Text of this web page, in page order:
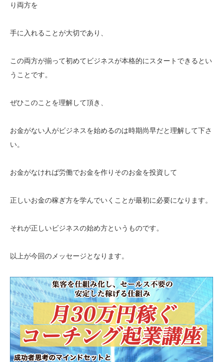
り両方を
手に入れることが大切であり、
この両方が揃って初めてビジネスが本格的にスタートできるとい
うことです。
ぜひこのことを理解して頂き、
お金がない人がビジネスを始めるのは時期尚早だと理解して下さ
い。
お金がなければ労働でお金を作りそのお金を投資して
正しいお金の稼ぎ方を学んでいくことが最初に必要になります。
それが正しいビジネスの始め方というものです。
以上が今回のメッセージとなります。